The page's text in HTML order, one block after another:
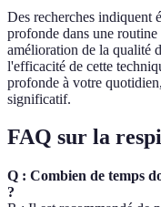
Des recherches indiquent
profonde dans une routine
amélioration de la qualité
l'efficacité de cette
profonde à votre
significatif.
FAQ sur la
Q : Combien de temps
?